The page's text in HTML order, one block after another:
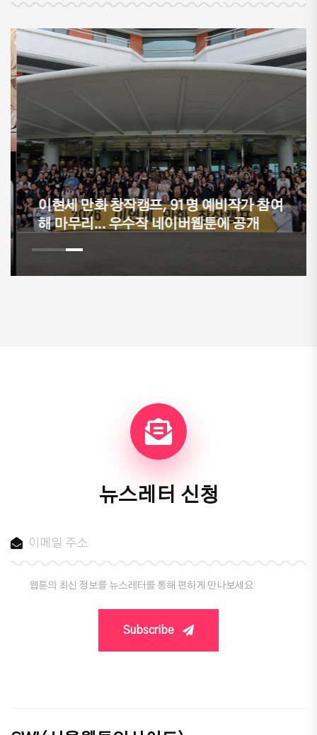
이현세 만화 창작캠프, 91명 예비작가 참여
해 마무리... 우수작 네이버웹툰에 공개
뉴스레터 신청
웹툰의 최신 정보를 뉴스레터를 통해 편하게 만나보세요
Subscribe